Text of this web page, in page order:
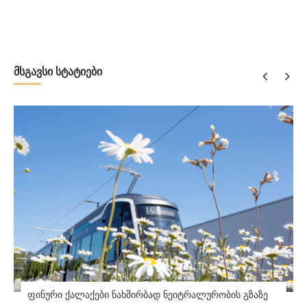
მსგავსი სტატიები
ფინური ქალაქები ნახშირბად ნეიტრალურობის გზაზე